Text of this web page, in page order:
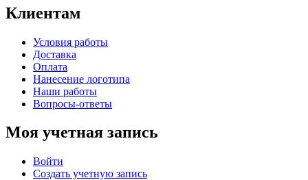
Клиентам
Условия работы
Доставка
Оплата
Нанесение логотипа
Наши работы
Вопросы-ответы
Моя учетная запись
Войти
Создать учетную запись